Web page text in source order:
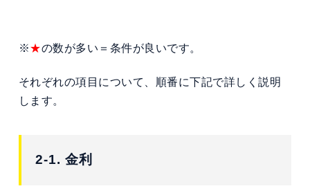
※★の数が多い＝条件が良いです。
それぞれの項目について、順番に下記で詳しく説明
します。
2-1. 金利